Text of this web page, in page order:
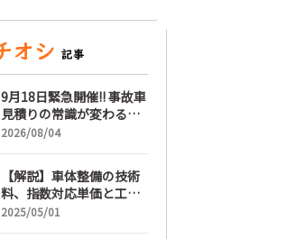
9月18日緊急開催!! 事故車
見積りの常識が変わる
「事故車見積りフォーラ
2026/08/04
【解説】車体整備の技術
料、指数対応単価と工賃
単価、その違いとは
2025/05/01